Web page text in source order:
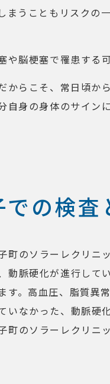
うこともリスクの
脳梗塞で罹患する
らこそ、常日頃か
身の身体のサイン
の検査
町のソラーレクリニ
動脈硬化が進行して
す。高血圧、脂質異
いなかった、動脈硬
町のソラーレクリニ